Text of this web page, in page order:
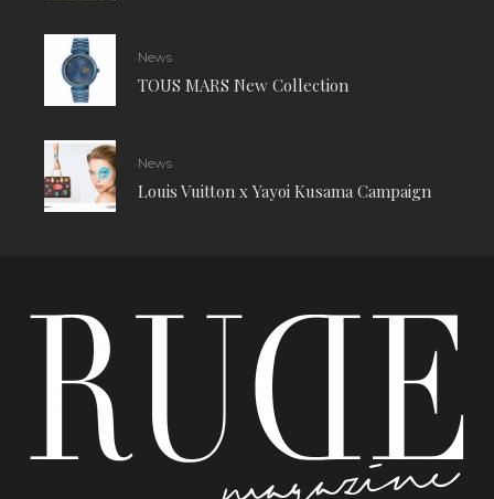
News
TOUS MARS New Collection
News
Louis Vuitton x Yayoi Kusama Campaign